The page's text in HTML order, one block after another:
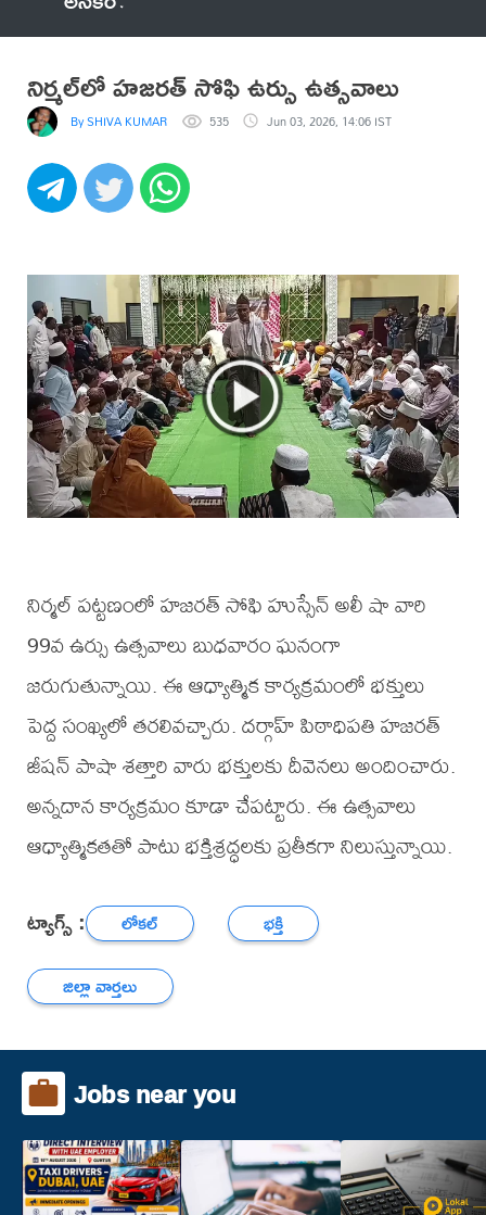
నిర్మల్‌లో హజరత్ సోఫి ఉర్సు ఉత్సవాలు
By SHIVA KUMAR 535 Jun 03, 2026, 14:06 IST
నిర్మల్ పట్టణంలో హజరత్ సోఫి హుస్సేన్ అలీ షా వారి
99వ ఉర్సు ఉత్సవాలు బుధవారం ఘనంగా
జరుగుతున్నాయి. ఈ ఆధ్యాత్మిక కార్యక్రమంలో భక్తులు
పెద్ద సంఖ్యలో తరలివచ్చారు. దర్గాహ్ పిఠాధిపతి హజరత్
జీషన్ పాషా శత్తారి వారు భక్తులకు దీవెనలు అందించారు.
అన్నదాన కార్యక్రమం కూడా చేపట్టారు. ఈ ఉత్సవాలు
ఆధ్యాత్మికతతో పాటు భక్తిశ్రద్ధలకు ప్రతీకగా నిలుస్తున్నాయి.
ట్యాగ్స్ : లోకల్
భక్తి
జిల్లా వార్తలు
Jobs near you